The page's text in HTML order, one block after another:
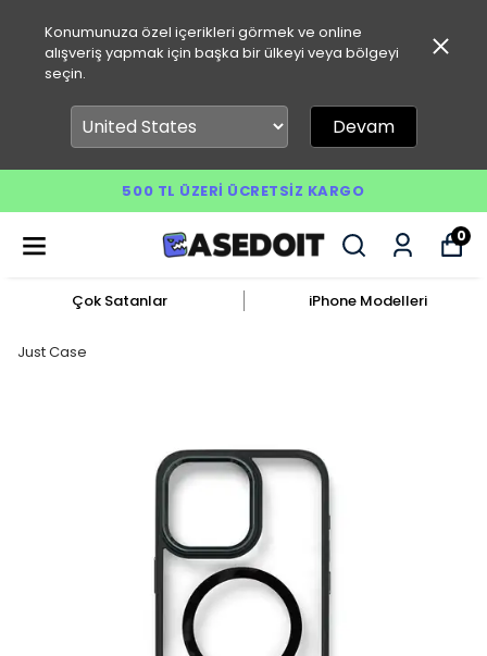
Konumunuza özel içerikleri görmek ve online
alışveriş yapmak için başka bir ülkeyi veya bölgeyi
seçin.
Devam
500 TL ÜZERI ÜCRETSIZ KARGO
0
Çok Satanlar iPhone Modelleri
Just Case